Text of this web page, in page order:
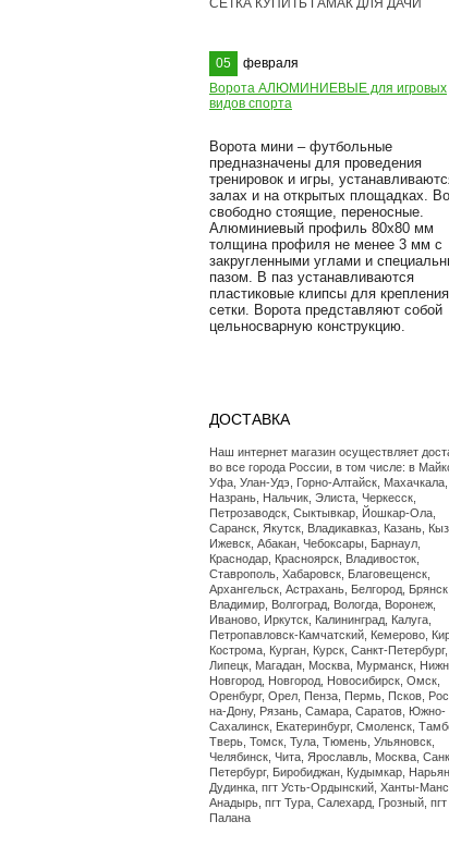
СЕТКА КУПИТЬ ГАМАК ДЛЯ ДАЧИ
05
февраля
Ворота АЛЮМИНИЕВЫЕ для игровых
видов спорта
Ворота мини – футбольные
предназначены для проведения
тренировок и игры,
залах и на открытых площадках.
свободно стоящие, переносные.
Алюминиевый профиль 80х80 мм
толщина профиля не менее 3 мм с
закругленными углами и
пазом. В паз устанавливаются
пластиковые клипсы для крепления
сетки. Ворота представляют собой
цельносварную конструкцию.
ДОСТАВКА
Наш интернет магазин осуществляет
во все города России, в том числе: в
Уфа, Улан-Удэ, Горно-Алтайск, Махачкала,
Назрань, Нальчик, Элиста, Черкесск,
Петрозаводск, Сыктывкар, Йошкар-Ола,
Саранск, Якутск, Владикавказ, Казань,
Ижевск, Абакан, Чебоксары, Барнаул,
Краснодар, Красноярск, Владивосток,
Ставрополь, Хабаровск, Благовещенск,
Архангельск, Астрахань, Белгород, Брянск,
Владимир, Волгоград, Вологда, Воронеж,
Иваново, Иркутск, Калининград, Калуга,
Петропавловск-Камчатский, Кемерово,
Кострома, Курган, Курск, Санкт-Петербург,
Липецк, Магадан, Москва, Мурманск,
Новгород, Новгород, Новосибирск, Омск,
Оренбург, Орел, Пенза, Пермь, Псков,
на-Дону, Рязань, Самара, Саратов, Южно-
Сахалинск, Екатеринбург, Смоленск,
Тверь, Томск, Тула, Тюмень, Ульяновск,
Челябинск, Чита, Ярославль, Москва,
Петербург, Биробиджан, Кудымкар,
Дудинка, пгт Усть-Ордынский, Ханты-
Анадырь, пгт Тура, Салехард, Грозный, пгт
Палана